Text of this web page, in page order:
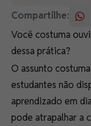
Compartilhe:
Você costuma
dessa prática?
O assunto
estudantes não
aprendizado em
pode atrapalhar a